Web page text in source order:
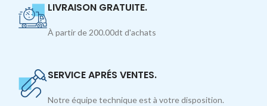
LIVRAISON GRATUITE.
À partir de 200.00dt d'achats
SERVICE APRÉS VENTES.
Notre équipe technique est à votre disposition.